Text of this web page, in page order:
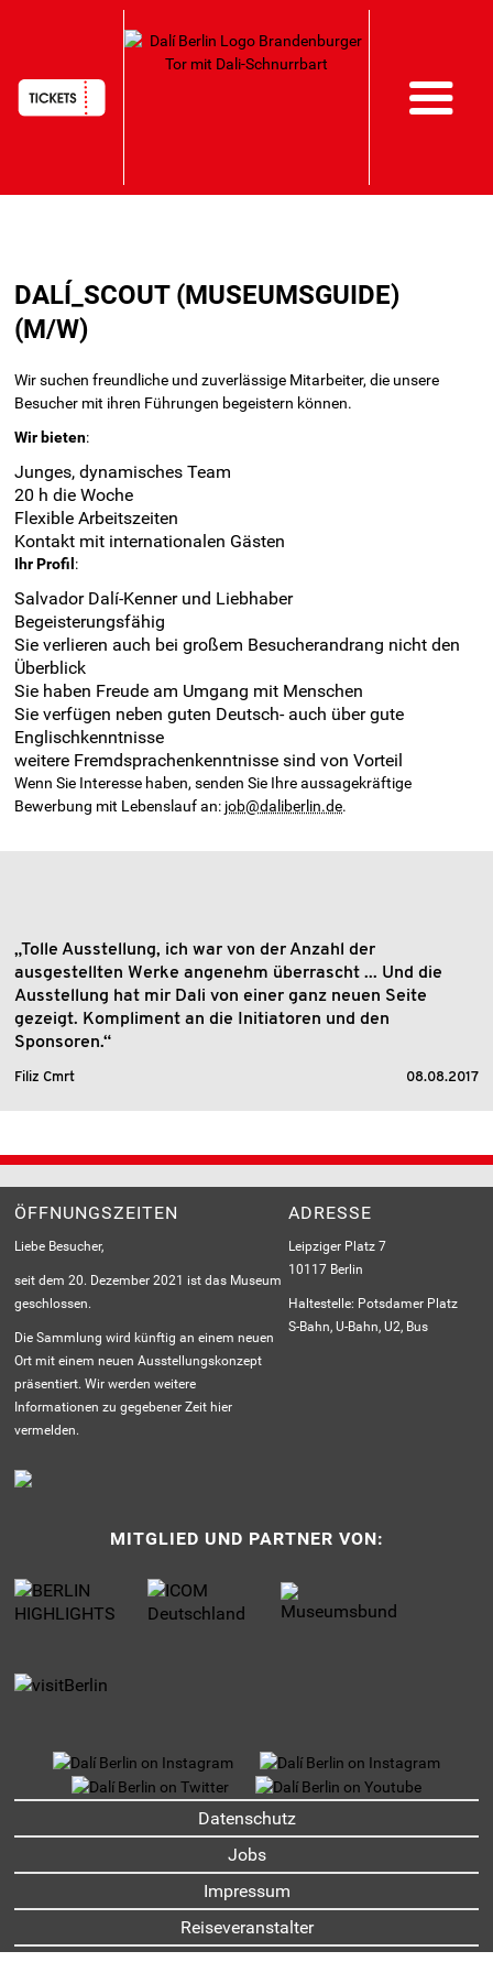
Inhalt
HAUPTNAVIGATION
DALÍ_SCOUT (MUSEUMSGUIDE)
(M/W)
Wir suchen freundliche und zuverlässige Mitarbeiter, die unsere
Besucher mit ihren Führungen begeistern können.
Wir bieten:
Junges, dynamisches Team
20 h die Woche
Flexible Arbeitszeiten
Kontakt mit internationalen Gästen
Ihr Profil :
Salvador Dalí-Kenner und Liebhaber
Begeisterungsfähig
Sie verlieren auch bei großem Besucherandrang nicht den
Überblick
Sie haben Freude am Umgang mit Menschen
Sie verfügen neben guten Deutsch- auch über gute
Englischkenntnisse
weitere Fremdsprachenkenntnisse sind von Vorteil
Wenn Sie Interesse haben, senden Sie Ihre aussagekräftige
Bewerbung mit Lebenslauf an: job@daliberlin.de.
„Tolle Ausstellung, ich war von der Anzahl der
ausgestellten Werke angenehm überrascht ... Und die
Ausstellung hat mir Dali von einer ganz neuen Seite
gezeigt. Kompliment an die Initiatoren und den
Sponsoren.“
Filiz Cmrt 08.08.2017
ÖFFNUNGSZEITEN
Liebe Besucher,
seit dem 20. Dezember 2021 ist das Museum
geschlossen.
Die Sammlung wird künftig an einem neuen
Ort mit einem neuen Ausstellungskonzept
präsentiert. Wir werden weitere
Informationen zu gegebener Zeit hier
vermelden.
ADRESSE
Leipziger Platz 7
10117 Berlin
Haltestelle: Potsdamer Platz
S-Bahn, U-Bahn, U2, Bus
MITGLIED UND PARTNER VON:
Datenschutz
Jobs
Impressum
Reiseveranstalter